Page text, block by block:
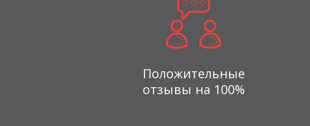
Положительные
отзывы на 100%